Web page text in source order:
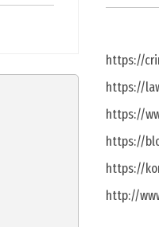
https://
https://
https://
https://
https://
http://